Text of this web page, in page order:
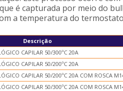
é capturada por meio do
a temperatura do
Descrição
CAPILAR 50/300ºC 20A
CAPILAR 50/200ºC 20A
CAPILAR 50/200ºC 20A COM ROSCA
CAPILAR 50/300ºC 20A COM ROSCA